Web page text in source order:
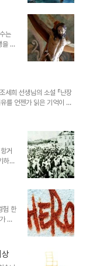
은
저
과
니다.
도
는
을 당
가
말
라
생에
라
희
희 선생님의 소설 『난장
를 언젠가 읽은 기억이 있
는 미물과 같은 민초들은
모니로 온통 둘러싸인 현세
, 중요한 건 마음이 가는 곳
유가 있고, 그 근거있는 목
하고 있다는 사실..
거
하기
인
었
어
습
지
험 한
있
의
적
을